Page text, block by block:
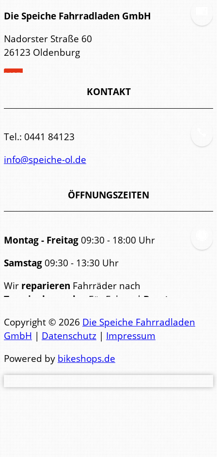
Die Speiche Fahrradladen GmbH
Nadorster Straße 60
26123 Oldenburg
KONTAKT
Tel.: 0441 84123
info@speiche-ol.de
ÖFFNUNGSZEITEN
Montag - Freitag 09:30 - 18:00 Uhr
Samstag 09:30 - 13:30 Uhr
Wir reparieren Fahrräder nach
Terminabsprache
. Für Fahrrad- Beratungen
Telefon Werkstatt: 0441 83471
Copyright © 2026 Die Speiche Fahrradladen
GmbH | Datenschutz | Impressum
Powered by bikeshops.de